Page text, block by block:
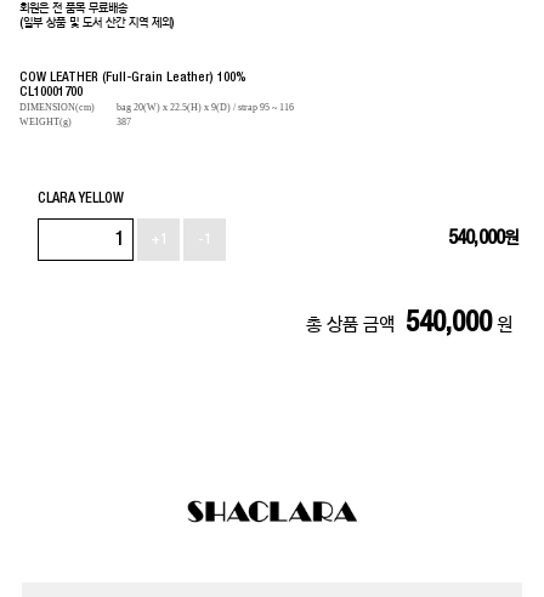
회원은 전 품목 무료배송
(일부 상품 및 도서 산간 지역 제외)
COW LEATHER (Full-Grain Leather) 100%
CL10001700
DIMENSION(cm)
bag 20(W) x 22.5(H) x 9(D) / strap 95 ~ 116
WEIGHT(g)
387
CLARA YELLOW
+1 -1 540,000원
총 상품 금액 540,000 원